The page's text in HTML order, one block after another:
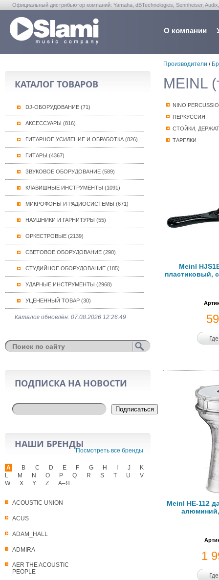
Официальный дистрибьютор компаний: Yamaha, dBTechnologies, Sennheiser,
О компании
КАТАЛОГ ТОВАРОВ
DJ-ОБОРУДОВАНИЕ (71)
АКСЕССУАРЫ (816)
ГИТАРНОЕ УСИЛЕНИЕ И ОБРАБОТКА (826)
ГИТАРЫ (4367)
ЗВУКОВОЕ ОБОРУДОВАНИЕ (589)
КЛАВИШНЫЕ ИНСТРУМЕНТЫ (1091)
МИКРОФОНЫ И РАДИОСИСТЕМЫ (671)
НАУШНИКИ И ГАРНИТУРЫ (55)
ОРКЕСТРОВЫЕ (2139)
СВЕТОВОЕ ОБОРУДОВАНИЕ (290)
СТУДИЙНОЕ ОБОРУДОВАНИЕ (185)
УДАРНЫЕ ИНСТРУМЕНТЫ (2968)
УЦЕНЕННЫЙ ТОВАР (30)
Каталог обновлён: 07.08.2026 12:26:49
ПОДПИСКА НА НОВОСТИ
Подписаться
НАШИ БРЕНДЫ
Посмотреть все бренды
A
ACOUSTIC UNION
ACUS
ADAM_HALL
ADMIRA
AER THE ACOUSTIC
PEOPLE
B C D E F G H J
K
L
M N O P Q R S T U
V
W
X Y Z А–Я
Производители /
MEINL
NINO
ПЕРКУССИЯ
СТОЙКИ,
ТАРЕЛКИ
Meinl
пластиковый,
Meinl HE-112
алюминий,
1